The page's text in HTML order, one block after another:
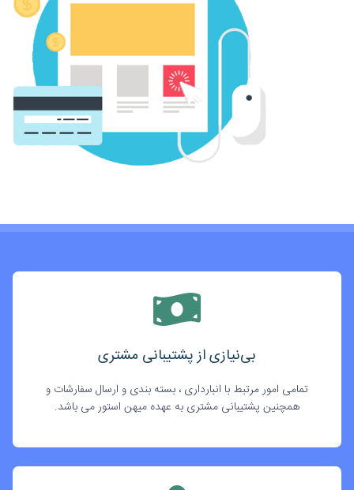
بی‌نیازی از پشتیبانی مشتری
تمامی امور مرتبط با انبارداری ، بسته بندی و ارسال سفارشات و
همچنین پشتیبانی مشتری به عهده میهن استور می باشد.